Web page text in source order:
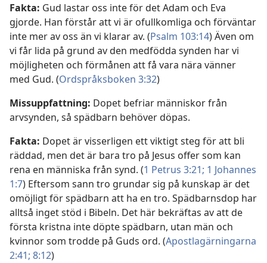
Fakta: Gud lastar oss inte för det Adam och Eva
gjorde. Han förstår att vi är ofullkomliga och förväntar
inte mer av oss än vi klarar av. (Psalm 103:14) Även om
vi får lida på grund av den medfödda synden har vi
möjligheten och förmånen att få vara nära vänner
med Gud. (Ordspråksboken 3:32)
Missuppfattning: Dopet befriar människor från
arvsynden, så spädbarn behöver döpas.
Fakta: Dopet är visserligen ett viktigt steg för att bli
räddad, men det är bara tro på Jesus offer som kan
rena en människa från synd. (1 Petrus 3:21; 1 Johannes
1:7) Eftersom sann tro grundar sig på kunskap är det
omöjligt för spädbarn att ha en tro. Spädbarnsdop har
alltså inget stöd i Bibeln. Det här bekräftas av att de
första kristna inte döpte spädbarn, utan män och
kvinnor som trodde på Guds ord. (Apostlagärningarna
2:41; 8:12)